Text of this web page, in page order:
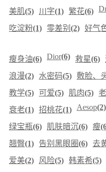
美肌(5) 川字(1) 繁花(6)
吃淀粉(1) 零差别 (2) 好气
瘦身油(6) Dior(6) 救星(6)
浪漫(2) 水密码(5) 敷脸、
教学(5) 可爱(5) 肌肉(5)
衰老(1) 招桃花(1) Aesop(2)
绿宝瓶(6) 肌肤暗沉(6) 瘦
翘臀(1) 告别黑眼圈(6) 去
爱美(2) 风险(5) 韩素希(5)